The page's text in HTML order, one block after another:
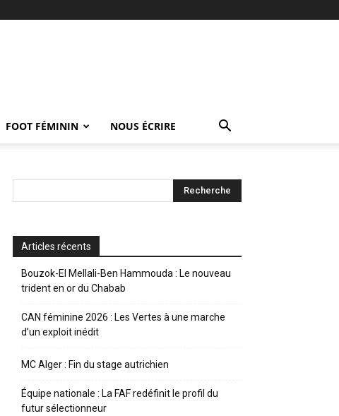
FOOT FÉMININ NOUS ÉCRIRE
Articles récents
Bouzok-El Mellali-Ben Hammouda : Le nouveau
trident en or du Chabab
CAN féminine 2026 : Les Vertes à une marche
d’un exploit inédit
MC Alger : Fin du stage autrichien
Équipe nationale : La FAF redéfinit le profil du
futur sélectionneur